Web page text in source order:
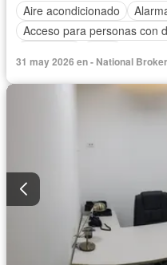
Aire acondicionado
Acceso para personas con
31 may 2026 en - National